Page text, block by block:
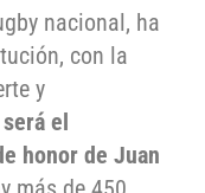
nacional, ha
con la
y
el
honor de Juan